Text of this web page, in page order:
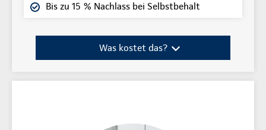
Bis zu 15 % Nachlass bei Selbstbehalt
Was kostet das?